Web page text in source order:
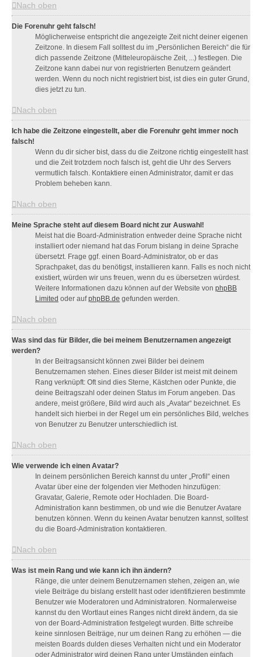
Nach oben
Die Forenuhr geht falsch!
Möglicherweise entspricht die angezeigte Zeit nicht deiner eigenen
Zeitzone. In diesem Fall solltest du im „Persönlichen Bereich“ die für
dich passende Zeitzone (Mitteleuropäische Zeit, ...) festlegen. Die
Zeitzone kann dabei nur von registrierten Benutzern geändert
werden. Wenn du noch nicht registriert bist, ist dies ein guter Grund,
dies jetzt zu tun.
Nach oben
Ich habe die Zeitzone eingestellt, aber die Forenuhr geht immer noch
falsch!
Wenn du dir sicher bist, dass du die Zeitzone richtig eingestellt hast
und die Zeit trotzdem noch falsch ist, geht die Uhr des Servers
vermutlich falsch. Kontaktiere einen Administrator, damit er das
Problem beheben kann.
Nach oben
Meine Sprache steht auf diesem Board nicht zur Auswahl!
Meist hat die Board-Administration entweder deine Sprache nicht
installiert oder niemand hat das Forum bislang in deine Sprache
übersetzt. Frage ggf. einen Board-Administrator, ob er das
Sprachpaket, das du benötigst, installieren kann. Falls es noch nicht
existiert, würden wir uns freuen, wenn du es übersetzen würdest.
Weitere Informationen dazu können auf der Website von phpBB
Limited oder aufphpBB.de gefunden werden.
Nach oben
Was sind das für Bilder, die bei meinem Benutzernamen angezeigt
werden?
In der Beitragsansicht können zwei Bilder bei deinem
Benutzernamen stehen. Eines dieser Bilder ist meist mit deinem
Rang verknüpft: Oft sind dies Sterne, Kästchen oder Punkte, die
deine Beitragszahl oder deinen Status im Forum angeben. Das
andere, meist größere, Bild wird auch als „Avatar“ bezeichnet. Es
handelt sich hierbei in der Regel um ein persönliches Bild, welches
von Benutzer zu Benutzer unterschiedlich ist.
Nach oben
Wie verwende ich einen Avatar?
In deinem persönlichen Bereich kannst du unter „Profil“ einen
Avatar über eine der folgenden vier Methoden hinzufügen:
Gravatar, Galerie, Remote oder Hochladen. Die Board-
Administration kann bestimmen, ob und wie die Benutzer Avatare
benutzen können. Wenn du keinen Avatar benutzen kannst, solltest
du die Board-Administration kontaktieren.
Nach oben
Was ist mein Rang und wie kann ich ihn ändern?
Ränge, die unter deinem Benutzernamen stehen, zeigen an, wie
viele Beiträge du bislang erstellt hast oder identifizieren bestimmte
Benutzer wie Moderatoren und Administratoren. Normalerweise
kannst du den Wortlaut eines Ranges nicht direkt ändern, da sie
von der Board-Administration festgelegt wurden. Bitte schreibe
keine sinnlosen Beiträge, nur um deinen Rang zu erhöhen — die
meisten Boards dulden dieses Verhalten nicht und ein Moderator
oder Administrator wird deinen Rang unter Umständen einfach